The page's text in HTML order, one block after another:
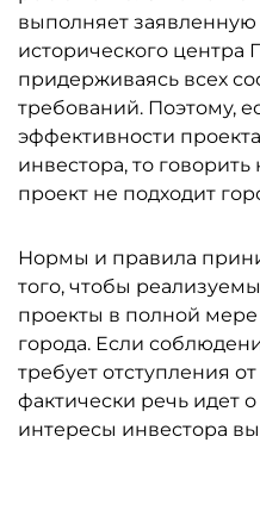
выполняет
исторического центра
придерживаясь всех
требований. Поэтому,
эффективности
инвестора, то
проект не подходит
Нормы и правила
того, чтобы
проекты в полной
города. Если
требует отступления
фактически речь идет
интересы инвестора